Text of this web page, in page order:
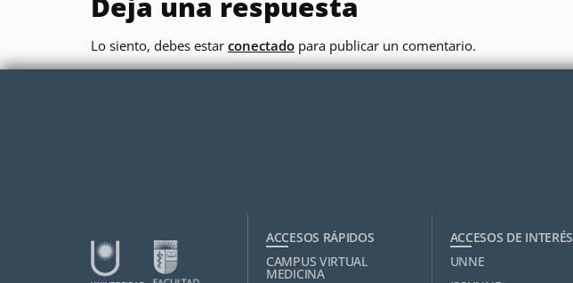
Lo siento, debes estar conectado para publicar un comentario.
ACCESOS RÁPIDOS
CAMPUS VIRTUAL
MEDICINA
ACCESOS DE INTERÉS
UNNE